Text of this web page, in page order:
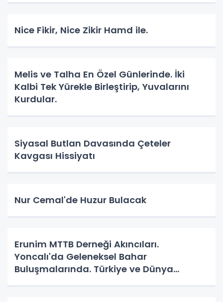
Nice Fikir, Nice Zikir Hamd ile.
Melis ve Talha En Özel Günlerinde. İki
Kalbi Tek Yürekle Birleştirip, Yuvalarını
Kurdular.
Siyasal Butlan Davasında Çeteler
Kavgası Hissiyatı
Nur Cemal'de Huzur Bulacak
Erunim MTTB Derneği Akıncıları.
Yoncalı'da Geleneksel Bahar
Buluşmalarında. Türkiye ve Dünya